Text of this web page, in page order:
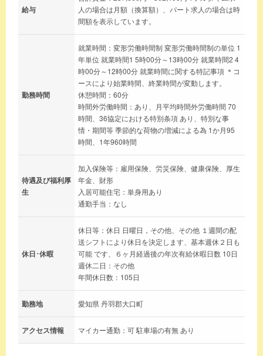
給与
人の場合は月額（換算額）、パート求人の場合は時
間額を表示しています。
勤務時間
就業時間：変形労働時間制 変形労働時間制の単位 1
年単位 就業時間1 5時00分～13時00分 就業時間2 4
時00分～12時00分 就業時間に関する特記事項 ＊コ
ースにより始業時間、終業時間が変動します。
休憩時間：60分
時間外労働時間：あり、月平均時間外労働時間 70
時間、36協定における特別条項 あり、特別な事
情・期間等 季節的な荷物の増減による為 1か月95
時間、1年960時間
待遇及び福利厚
生
加入保険等：雇用保険、労災保険、健康保険、厚生
年金、財形
入居可能住宅：単身用あり
通勤手当：なし
休日･休暇
休日等：休日 日曜日，その他、その他 １週間の配
送シフトにより休日を決定します、基本週休２日も
可能 です、６ヶ月経過後の年次有給休暇日数 10日
週休二日：その他
年間休日数：105日
勤務地 愛知県 丹羽郡大口町
アクセス情報 マイカー通勤：可 駐車場の有無 あり